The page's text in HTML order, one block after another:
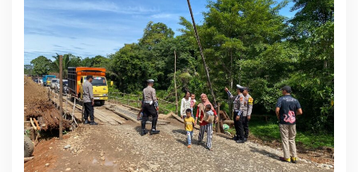
s
e
l
a
m
a
t
a
n
D
a
n